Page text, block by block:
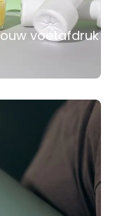
voetafdruk